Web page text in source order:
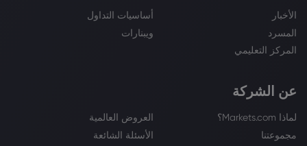
الأخبار
أساسيات التداول
المسرد
ويبنارات
المركز التعليمي
عن الشركة
لماذا Markets.com؟
العروض العالمية
مجموعتنا
الأسئلة الشائعة